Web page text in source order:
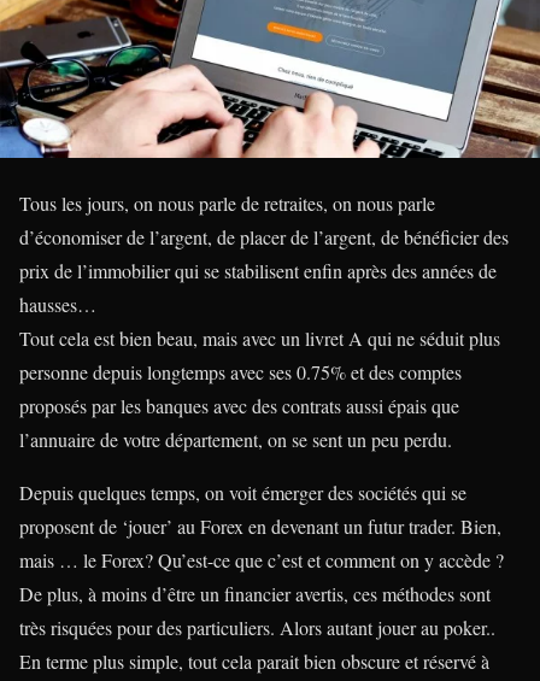
Tous les jours, on nous parle de retraites, on nous parle
d’économiser de l’argent, de placer de l’argent, de bénéficier des
prix de l’immobilier qui se stabilisent enfin après des années de
hausses…
Tout cela est bien beau, mais avec un livret A qui ne séduit plus
personne depuis longtemps avec ses 0.75% et des comptes
proposés par les banques avec des contrats aussi épais que
l’annuaire de votre département, on se sent un peu perdu.
Depuis quelques temps, on voit émerger des sociétés qui se
proposent de ‘jouer’ au Forex en devenant un futur trader. Bien,
mais … le Forex? Qu’est-ce que c’est et comment on y accède ?
De plus, à moins d’être un financier avertis, ces méthodes sont
très risquées pour des particuliers. Alors autant jouer au poker..
En terme plus simple, tout cela parait bien obscure et réservé à